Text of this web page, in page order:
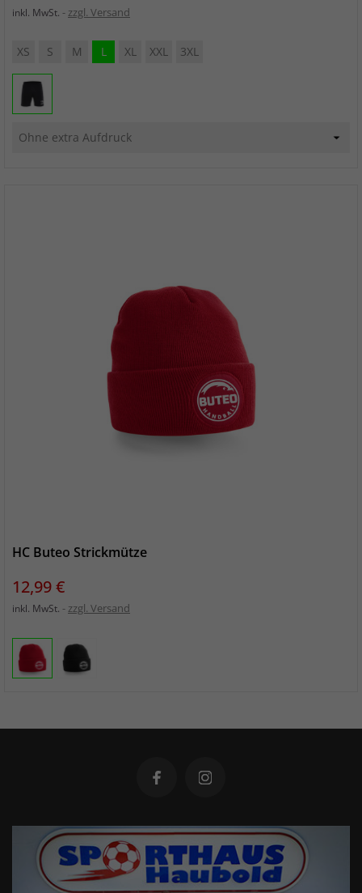
inkl. MwSt. zzgl. Versand
XS S M L XL XXL 3XL
HC Buteo Strickmütze
Preis
12,99 €
inkl. MwSt. zzgl. Versand